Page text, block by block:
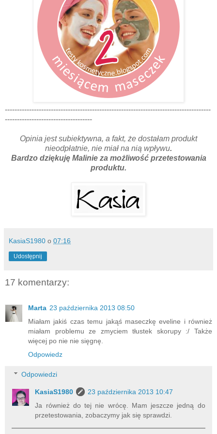
-------------------------------------------------------------------------------------
------------------------------------
Opinia jest subiektywna, a fakt, że dostałam produkt
nieodpłatnie, nie miał na nią wpływu.
Bardzo dziękuję Malinie za możliwość przetestowania
produktu.
KasiaS1980 o 07:16
Udostępnij
17 komentarzy:
Marta 23 października 2013 08:50
Miałam jakiś czas temu jakąś maseczkę eveline i również
miałam problemu ze zmyciem tłustek skorupy :/ Także
więcej po nie nie sięgnę.
Odpowiedz
Odpowiedzi
KasiaS1980
23 października 2013 10:47
Ja również do tej nie wrócę. Mam jeszcze jedną do
przetestowania, zobaczymy jak się sprawdzi.